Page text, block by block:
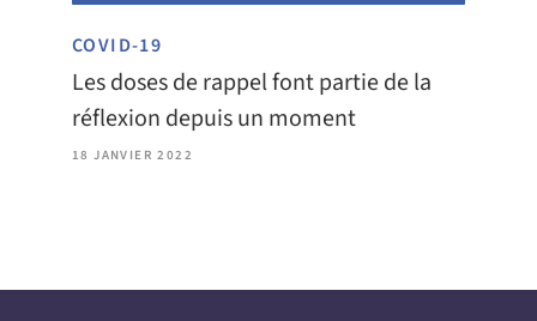
COVID-19
Les doses de rappel font partie de la
réflexion depuis un moment
18 JANVIER 2022